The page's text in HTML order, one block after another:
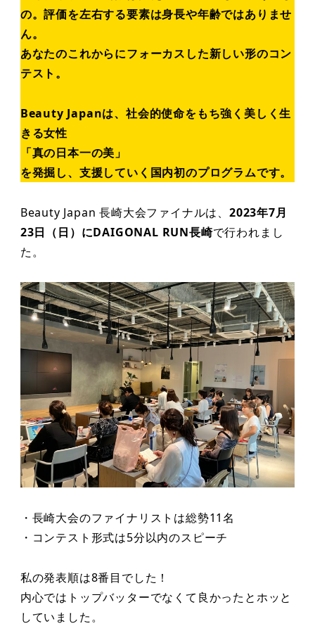
の。評価を左右する要素は身長や年齢ではありませ
ん。
あなたのこれからにフォーカスした新しい形のコン
テスト。
Beauty Japanは、社会的使命をもち強く美しく生
きる女性
「真の日本一の美」
を発掘し、支援していく国内初のプログラムです。
Beauty Japan 長崎大会ファイナルは、 2023年7月
23日（日）にDAIGONAL RUN長崎で行われまし
た。
・長崎大会のファイナリストは総勢11名
・コンテスト形式は5分以内のスピーチ
私の発表順は8番目でした！
内心ではトップバッターでなくて良かったとホッと
していました。